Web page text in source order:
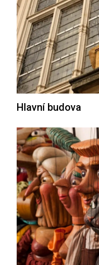
Hlavní budova